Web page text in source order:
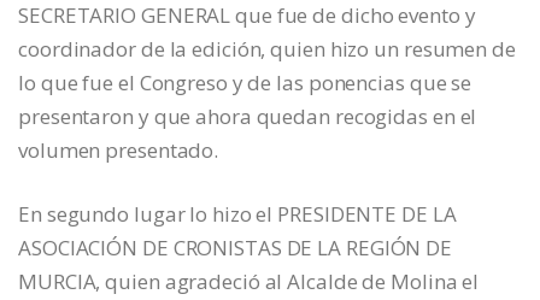
SECRETARIO GENERAL que fue de dicho evento y
coordinador de la edición, quien hizo un resumen de
lo que fue el Congreso y de las ponencias que se
presentaron y que ahora quedan recogidas en el
volumen presentado.
En segundo lugar lo hizo el PRESIDENTE DE LA
ASOCIACIÓN DE CRONISTAS DE LA REGIÓN DE
MURCIA, quien agradeció al Alcalde de Molina el